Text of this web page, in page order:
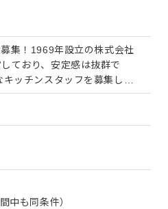
集！1969年設立の株式会社
ており、安定感は抜群で
・店舗スタッフの指導や育
ウハウをすべて学べるの
ムワークを楽しみながら働
中も同条件）